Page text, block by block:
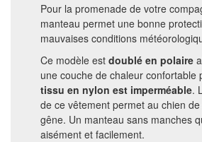
Pour la promenade de votre
manteau permet une bonne
mauvaises conditions
Ce modèle est doublé en polaire
une couche de chaleur confortable
tissu en nylon est imperméable.
de ce vêtement permet au chien
gêne. Un manteau sans manches
aisément et facilement.